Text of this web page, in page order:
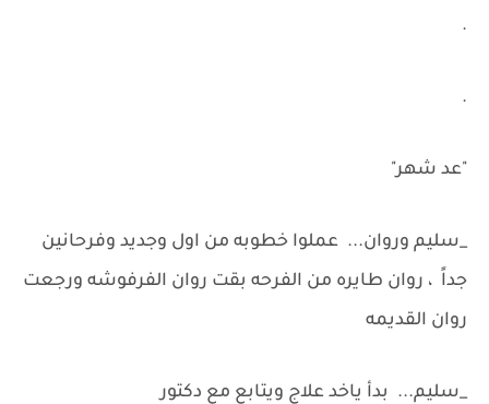
.
.
"عد شهر"
_سليم وروان... عملوا خطوبه من اول وجديد وفرحانين
جداً ، روان طايره من الفرحه بقت روان الفرفوشه ورجعت
روان القديمه
_سليم... بدأ ياخد علاج ويتابع مع دكتور